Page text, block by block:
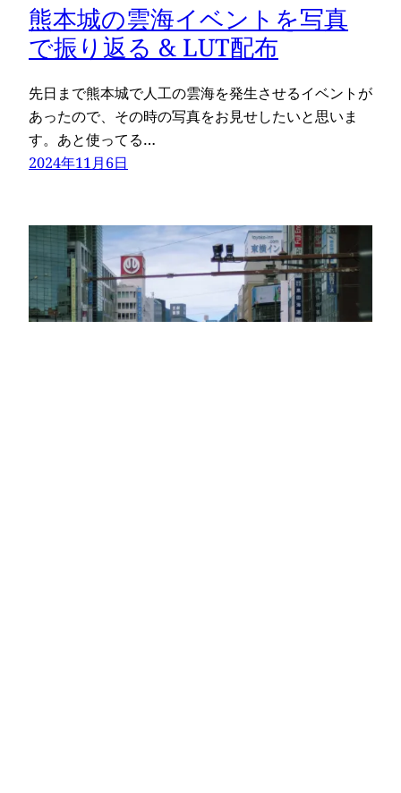
熊本城の雲海イベントを写真
で振り返る & LUT配布
先日まで熊本城で人工の雲海を発生させるイベントが
あったので、その時の写真をお見せしたいと思いま
す。あと使ってる…
2024年11月6日